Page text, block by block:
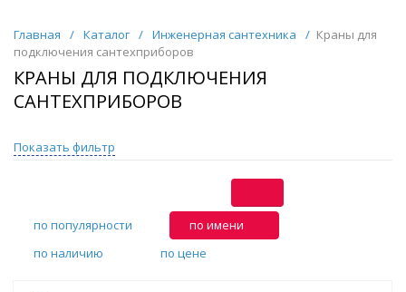
Главная / Каталог / Инженерная сантехника / Краны для
подключения сантехприборов
КРАНЫ ДЛЯ ПОДКЛЮЧЕНИЯ
САНТЕХПРИБОРОВ
Показать фильтр
по популярности
по имени
по наличию
по цене